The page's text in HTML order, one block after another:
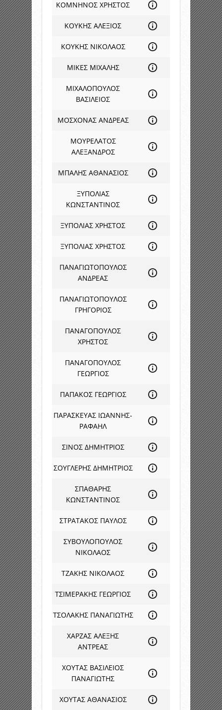
ΚΟΜΝΗΝΟΣ ΧΡΗΣΤΟΣ
ΚΟΥΚΗΣ ΑΛΕΞΙΟΣ
ΚΟΥΚΗΣ ΝΙΚΟΛΑΟΣ
ΜΙΚΕΣ ΜΙΧΑΛΗΣ
ΜΙΧΑΛΟΠΟΥΛΟΣ
ΒΑΣΙΛΕΙΟΣ
ΜΟΣΧΟΝΑΣ ΑΝΔΡΕΑΣ
ΜΟΥΡΕΛΑΤΟΣ
ΑΛΕΞΑΝΔΡΟΣ
ΜΠΑΛΗΣ ΑΘΑΝΑΣΙΟΣ
ΞΥΠΟΛΙΑΣ
ΚΩΝΣΤΑΝΤΙΝΟΣ
ΞΥΠΟΛΙΑΣ ΧΡΗΣΤΟΣ
ΞΥΠΟΛΙΑΣ ΧΡΗΣΤΟΣ
ΠΑΝΑΓΙΩΤΟΠΟΥΛΟΣ
ΑΝΔΡΕΑΣ
ΠΑΝΑΓΙΩΤΟΠΟΥΛΟΣ
ΓΡΗΓΟΡΙΟΣ
ΠΑΝΑΓΟΠΟΥΛΟΣ
ΧΡΗΣΤΟΣ
ΠΑΝΑΓΟΠΟΥΛΟΣ
ΓΕΩΡΓΙΟΣ
ΠΑΠΑΚΟΣ ΓΕΩΡΓΙΟΣ
ΠΑΡΑΣΚΕΥΑΣ ΙΩΑΝΝΗΣ-
ΡΑΦΑΗΛ
ΣΙΝΟΣ ΔΗΜΗΤΡΙΟΣ
ΣΟΥΓΛΕΡΗΣ ΔΗΜΗΤΡΙΟΣ
ΣΠΑΘΑΡΗΣ
ΚΩΝΣΤΑΝΤΙΝΟΣ
ΣΤΡΑΤΑΚΟΣ ΠΑΥΛΟΣ
ΣΥΒΟΥΛΟΠΟΥΛΟΣ
ΝΙΚΟΛΑΟΣ
ΤΖΑΚΗΣ ΝΙΚΟΛΑΟΣ
ΤΣΙΜΕΡΑΚΗΣ ΓΕΩΡΓΙΟΣ
ΤΣΟΛΑΚΗΣ ΠΑΝΑΓΙΩΤΗΣ
ΧΑΡΖΑΣ ΑΛΕΞΗΣ
ΑΝΤΡΕΑΣ
ΧΟΥΤΑΣ ΒΑΣΙΛΕΙΟΣ
ΠΑΝΑΓΙΩΤΗΣ
ΧΟΥΤΑΣ ΑΘΑΝΑΣΙΟΣ